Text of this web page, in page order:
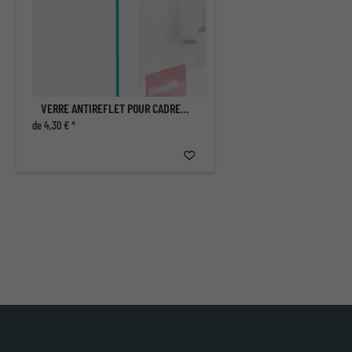
VERRE ANTIREFLET POUR CADRE PHOTO
de 4,30 € *